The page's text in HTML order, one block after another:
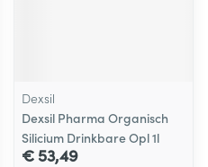
Dexsil
Dexsil Pharma Organisch
Silicium Drinkbare Opl 1l
€ 53,49